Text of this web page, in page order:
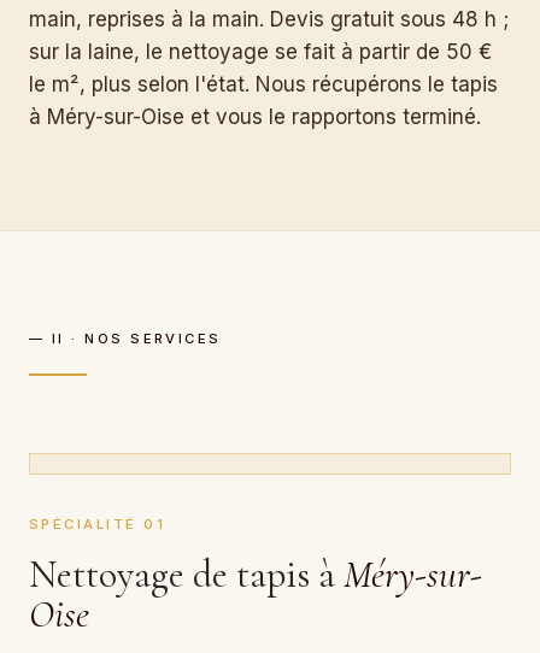
main, reprises à la main. Devis gratuit sous 48 h ;
sur la laine, le nettoyage se fait à partir de 50 €
le m², plus selon l'état. Nous récupérons le tapis
à Méry-sur-Oise et vous le rapportons terminé.
— II · NOS SERVICES
SPÉCIALITÉ 01
Nettoyage de tapis àMéry-sur-
Oise